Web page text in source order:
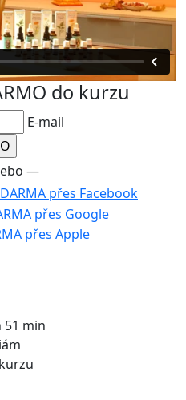
do kurzu
E-mail
—
přes Facebook
přes Google
přes Apple
51 min